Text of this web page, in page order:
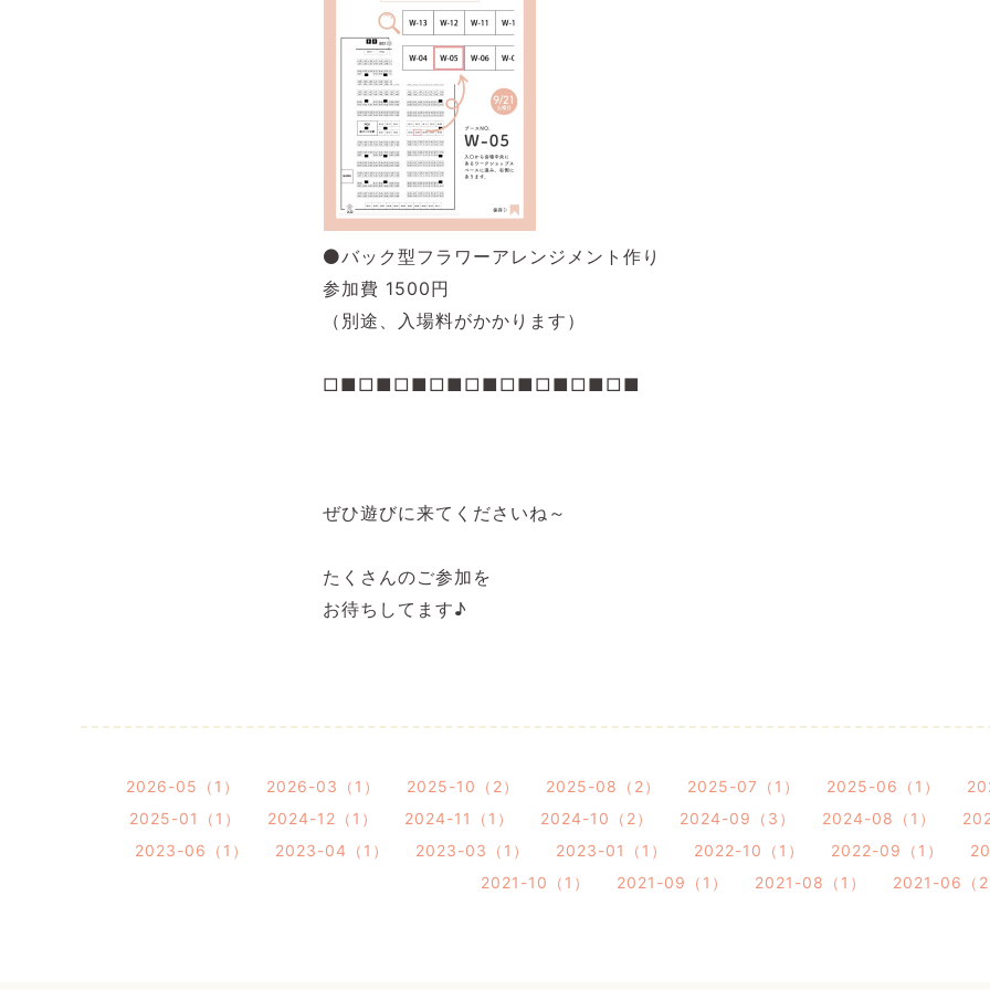
⚫バック型フラワーアレンジメント作り
参加費 1500円
（別途、入場料がかかります）
□■□■□■□■□■□■□■□■□■
ぜひ遊びに来てくださいね～
たくさんのご参加を
お待ちしてます♪
2026-05（1） 2026-03（1） 2025-10（2） 2025-08（2） 2025-07（1） 2025-06（1）
2025-01（1）
2024-12（1） 2024-11（1） 2024-10（2） 2024-09（3） 2024-08（1）
2023-06（1）
2023-04（1） 2023-03（1） 2023-01（1） 2022-10（1） 2022-09（1）
2021-10（1）
2021-09（1） 2021-08（1） 2021-06（